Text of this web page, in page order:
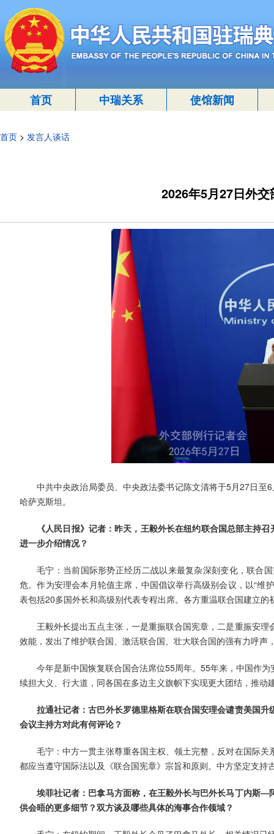
首页 中瑞关系 使馆新闻
首页 > 发言人谈话
2026年5月27日外
中共中央政治局委员、中央政法委书记陈文清将于5月27日
哈萨克斯坦。
《人民日报》记者：昨天，王毅外长在纽约联合国总部主持
进一步介绍情况？
毛宁：当前国际形势正经历二战以来最复杂深刻变化，联合
危。作为安理会本月轮值主席，中国倡议举行高级别会议，以“
表包括20多国外长和高级别代表专程出席。各方重温联合国建立
王毅外长提出五点主张，一是重振联合国宪章，二是重振安
效能，发出了维护联合国、激活联合国、壮大联合国的强有力呼
今年是新中国恢复联合国合法席位55周年。55年来，中国作
续担大义、行大道，同各国在多边主义旗帜下实现更大团结，推
拉通社记者：古巴外长罗德里格斯在联合国安理会谴责美国
会议主持方对此有何评论？
毛宁：中方一贯主张尊重各国主权、领土完整，反对在国际
都应当遵守国际法以及《联合国宪章》宗旨和原则。中方坚定支持
埃菲社记者：巴拿马方面称，在王毅外长与巴外长马丁内斯
供会晤的更多细节？双方谈及哪些具体的海事合作领域？